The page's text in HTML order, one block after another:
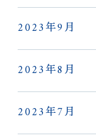
2023年9月
2023年8月
2023年7月